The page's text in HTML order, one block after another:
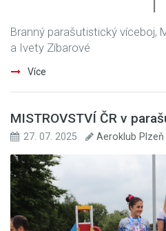
Branný parašutistický víceboj,
a Ivety Zíbarové
Více
MISTROVSTVÍ ČR v
27. 07. 2025 Aeroklub